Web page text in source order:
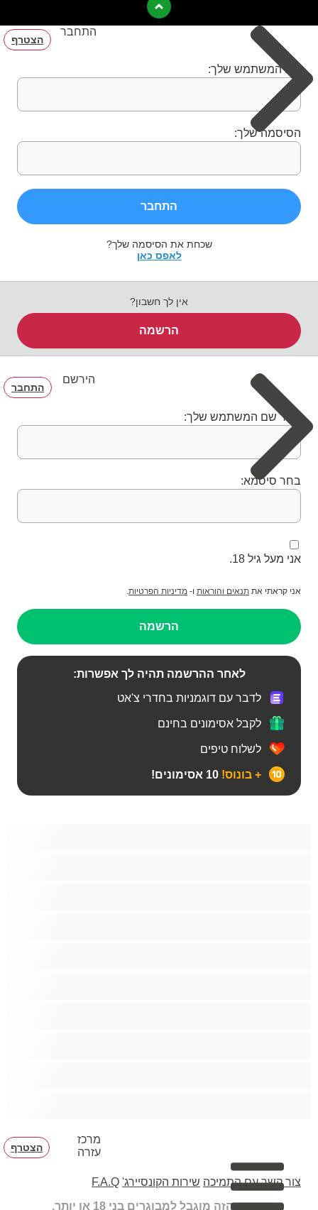
התחבר
הצטרף
שם המשתמש שלך:
הסיסמה שלך:
התחבר
שכחת את הסיסמה שלך?
לאפס כאן
אין לך חשבון?
הרשמה
הירשם
התחבר
בחר שם המשתמש שלך:
בחר סיסמא:
אני מעל גיל 18.
אני קראתי את תנאים והוראות ו- מדיניות הפרטיות.
הרשמה
לאחר ההרשמה תהיה לך אפשרות:
לדבר עם דוגמניות בחדרי צ'אט
לקבל אסימונים בחינם
לשלוח טיפים
+ בונוס!
מרכז
עזרה
הצטרף
צור קשר עם התמיכה שירות הקונסיירג' F.A.Q
האתר הזה מוגבל למבוגרים בני 18 או יותר.